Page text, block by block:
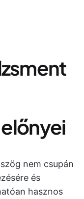
nem csupán
és
hasznos